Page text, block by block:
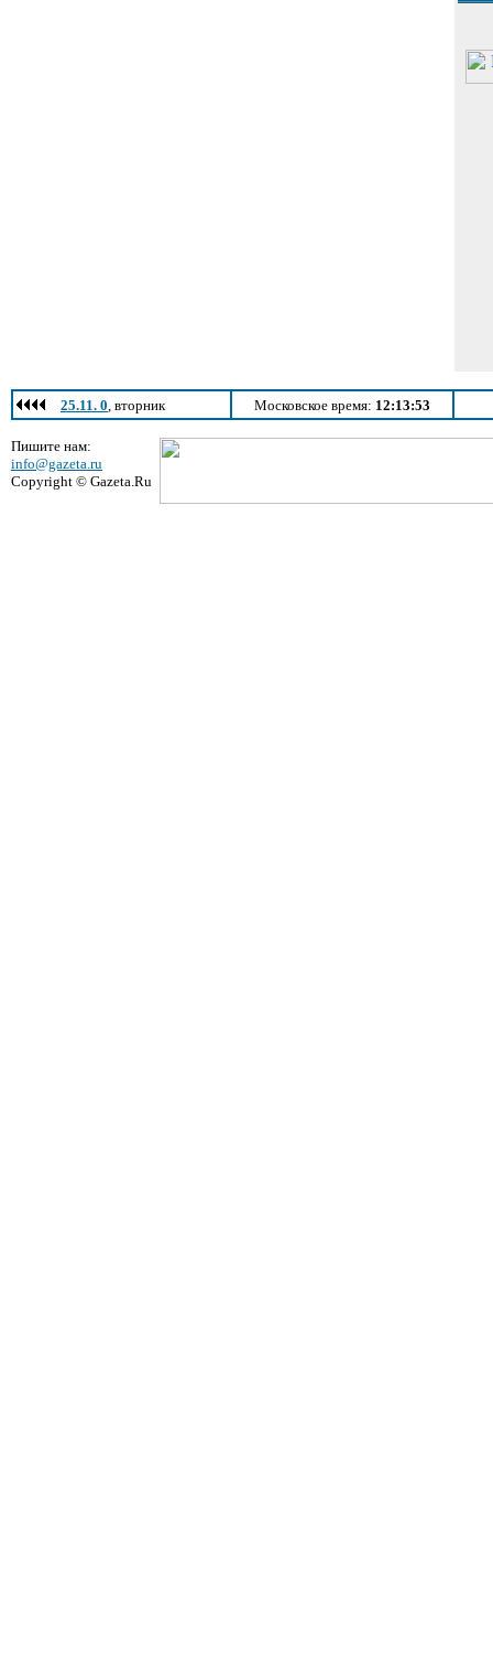
25.11. 0, вторник Московское время: 12:13:53
Пишите нам:
info@gazeta.ru
Copyright © Gazeta.Ru